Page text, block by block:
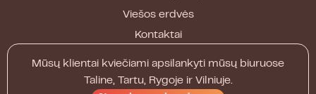
Viešos erdvės
Kontaktai
Mūsų klientai kviečiami apsilankyti mūsų biuruose
Taline, Tartu, Rygoje ir Vilniuje.